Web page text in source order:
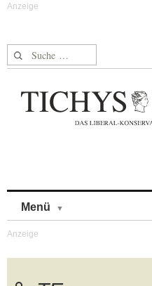
Suche nach:
Menü